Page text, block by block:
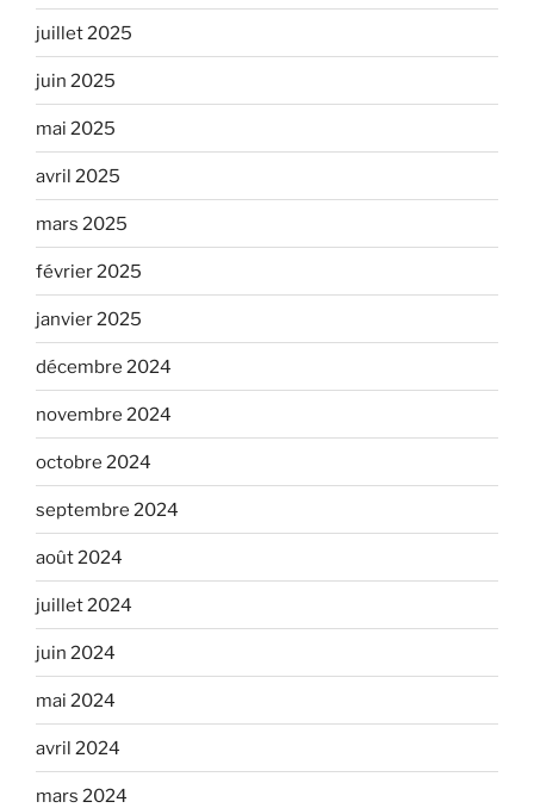
juillet 2025
juin 2025
mai 2025
avril 2025
mars 2025
février 2025
janvier 2025
décembre 2024
novembre 2024
octobre 2024
septembre 2024
août 2024
juillet 2024
juin 2024
mai 2024
avril 2024
mars 2024